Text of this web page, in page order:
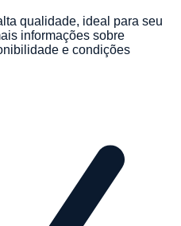
qualidade, ideal para seu
informações sobre
e condições